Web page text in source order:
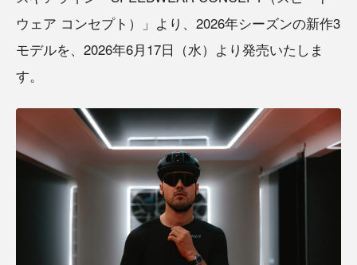
ウェア コンセプト）」より、2026年シーズンの新作3
モデルを、2026年6月17日（水）より発売いたしま
す。